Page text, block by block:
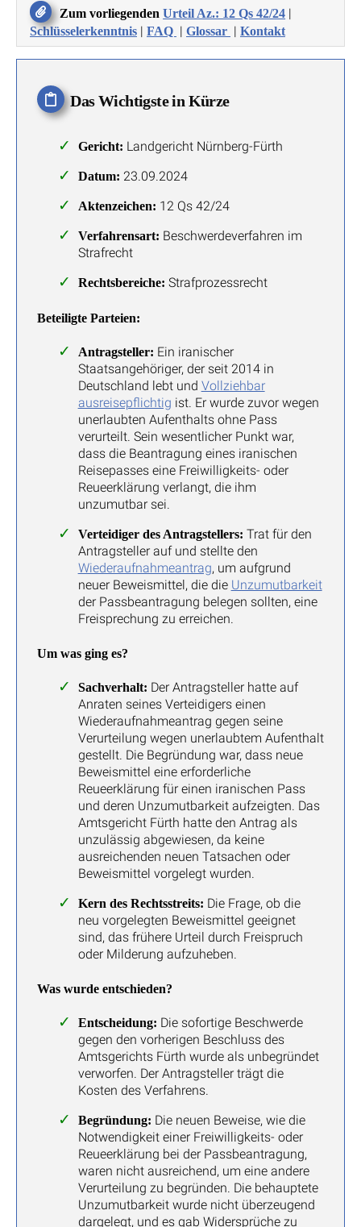
Zum vorliegendenUrteil Az.: 12 Qs 42/24 |
Schlüsselerkenntnis | FAQ | Glossar | Kontakt
Das Wichtigste in Kürze
Gericht: Landgericht Nürnberg-Fürth
Datum: 23.09.2024
Aktenzeichen: 12 Qs 42/24
Verfahrensart: Beschwerdeverfahren im
Strafrecht
Rechtsbereiche: Strafprozessrecht
Beteiligte Parteien:
Antragsteller: Ein iranischer
Staatsangehöriger, der seit 2014 in
Deutschland lebt und Vollziehbar
ausreisepflichtig ist. Er wurde zuvor wegen
unerlaubten Aufenthalts ohne Pass
verurteilt. Sein wesentlicher Punkt war,
dass die Beantragung eines iranischen
Reisepasses eine Freiwilligkeits- oder
Reueerklärung verlangt, die ihm
unzumutbar sei.
Verteidiger des Antragstellers: Trat für den
Antragsteller auf und stellte den
Wiederaufnahmeantrag, um aufgrund
neuer Beweismittel, die die Unzumutbarkeit
der Passbeantragung belegen sollten, eine
Freisprechung zu erreichen.
Um was ging es?
Sachverhalt: Der Antragsteller hatte auf
Anraten seines Verteidigers einen
Wiederaufnahmeantrag gegen seine
Verurteilung wegen unerlaubtem Aufenthalt
gestellt. Die Begründung war, dass neue
Beweismittel eine erforderliche
Reueerklärung für einen iranischen Pass
und deren Unzumutbarkeit aufzeigten. Das
Amtsgericht Fürth hatte den Antrag als
unzulässig abgewiesen, da keine
ausreichenden neuen Tatsachen oder
Beweismittel vorgelegt wurden.
Kern des Rechtsstreits: Die Frage, ob die
neu vorgelegten Beweismittel geeignet
sind, das frühere Urteil durch Freispruch
oder Milderung aufzuheben.
Was wurde entschieden?
Entscheidung: Die sofortige Beschwerde
gegen den vorherigen Beschluss des
Amtsgerichts Fürth wurde als unbegründet
verworfen. Der Antragsteller trägt die
Kosten des Verfahrens.
Begründung: Die neuen Beweise, wie die
Notwendigkeit einer Freiwilligkeits- oder
Reueerklärung bei der Passbeantragung,
waren nicht ausreichend, um eine andere
Verurteilung zu begründen. Die behauptete
Unzumutbarkeit wurde nicht überzeugend
dargelegt, und es gab Widersprüche zu